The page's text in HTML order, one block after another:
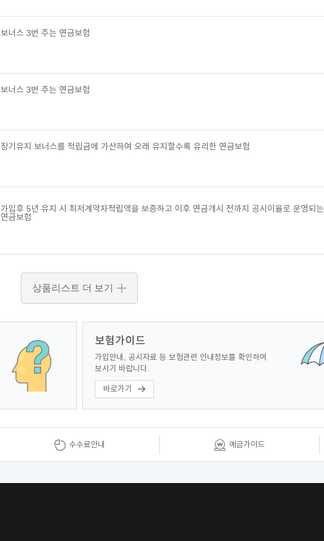
보너스 3번 주는 연금보험
보너스 3번 주는 연금보험
장기유지 보너스를 적립금에 가산하여 오래 유지할수록 유리한 연금보험
가입후 5년 유지 시 최저계약자적립액을 보증하고 이후 연금개시 전까지 공시이율로 운영되는
연금보험
상품리스트 더 보기
보험가이드
가입안내, 공시자료 등 보험관련 안내정보를 확인하여
보시기 바랍니다.
바로가기
수수료안내 예금가이드